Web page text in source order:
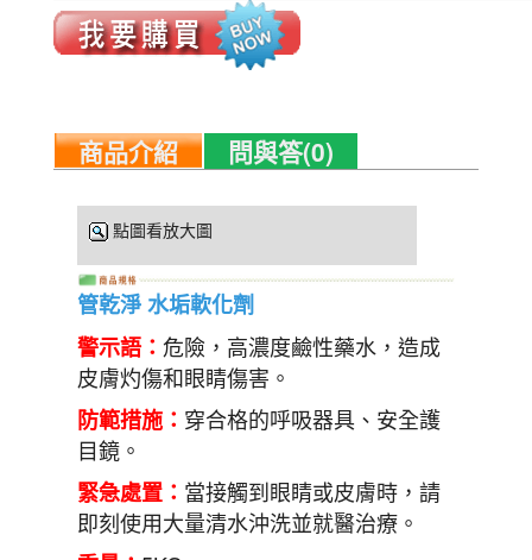
商品介紹 問與答(0)
點圖看放大圖
管乾淨 水垢軟化劑
警示語： 危險，高濃度鹼性藥水，造成
皮膚灼傷和眼睛傷害。
防範措施： 穿合格的呼吸器具、安全護
目鏡。
緊急處置： 當接觸到眼睛或皮膚時，請
即刻使用大量清水沖洗並就醫治療。